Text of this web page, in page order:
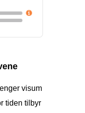
visum
tiden tilbyr